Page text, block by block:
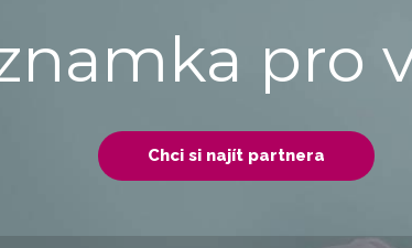
pro
Chci si najít partnera